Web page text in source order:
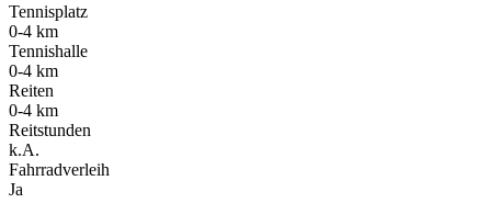
Tennisplatz
0-4 km
Tennishalle
0-4 km
Reiten
0-4 km
Reitstunden
k.A.
Fahrradverleih
Ja